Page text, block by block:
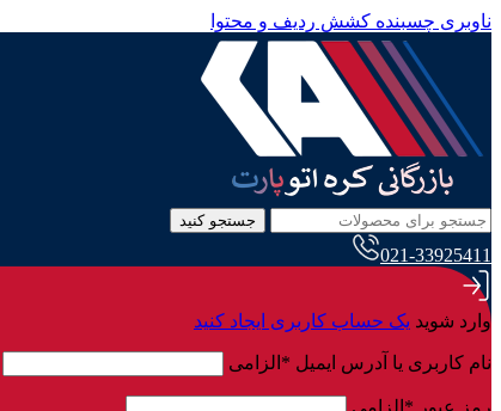
ناوبری چسبنده کشش ردیف و محتوا
جستجو کنید
021-33925411
وارد شوید یک حساب کاربری ایجاد کنید
نام کاربری یا آدرس ایمیل * الزامی
رمز عبور * الزامی